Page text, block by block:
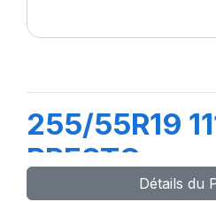
255/55R19
PRESTO
Détails du